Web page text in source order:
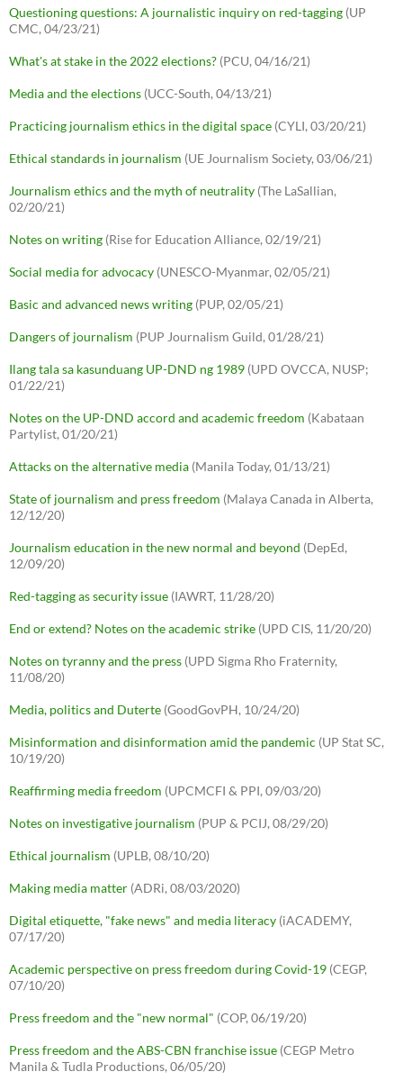
Questioning questions: A journalistic inquiry on red-tagging (UP
CMC, 04/23/21)
What's at stake in the 2022 elections? (PCU, 04/16/21)
Media and the elections (UCC-South, 04/13/21)
Practicing journalism ethics in the digital space (CYLI, 03/20/21)
Ethical standards in journalism (UE Journalism Society, 03/06/21)
Journalism ethics and the myth of neutrality (The LaSallian,
02/20/21)
Notes on writing (Rise for Education Alliance, 02/19/21)
Social media for advocacy (UNESCO-Myanmar, 02/05/21)
Basic and advanced news writing (PUP, 02/05/21)
Dangers of journalism (PUP Journalism Guild, 01/28/21)
Ilang tala sa kasunduang UP-DND ng 1989 (UPD OVCCA, NUSP;
01/22/21)
Notes on the UP-DND accord and academic freedom (Kabataan
Partylist, 01/20/21)
Attacks on the alternative media (Manila Today, 01/13/21)
State of journalism and press freedom (Malaya Canada in Alberta,
12/12/20)
Journalism education in the new normal and beyond (DepEd,
12/09/20)
Red-tagging as security issue (IAWRT, 11/28/20)
End or extend? Notes on the academic strike (UPD CIS, 11/20/20)
Notes on tyranny and the press (UPD Sigma Rho Fraternity,
11/08/20)
Media, politics and Duterte (GoodGovPH, 10/24/20)
Misinformation and disinformation amid the pandemic (UP Stat SC,
10/19/20)
Reaffirming media freedom (UPCMCFI & PPI, 09/03/20)
Notes on investigative journalism (PUP & PCIJ, 08/29/20)
Ethical journalism (UPLB, 08/10/20)
Making media matter (ADRi, 08/03/2020)
Digital etiquette, "fake news" and media literacy (iACADEMY,
07/17/20)
Academic perspective on press freedom during Covid-19 (CEGP,
07/10/20)
Press freedom and the "new normal" (COP, 06/19/20)
Press freedom and the ABS-CBN franchise issue (CEGP Metro
Manila & Tudla Productions, 06/05/20)